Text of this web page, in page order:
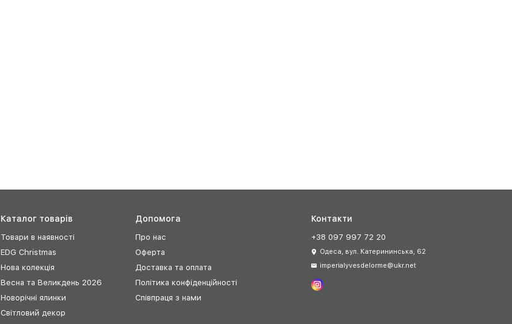
Каталог товарів
Товари в наявності
EDG Christmas
Нова колекція
Весна та Великдень 2026
Новорічні ялинки
Світловий декор
Допомога
Про нас
Оферта
Доставка та оплата
Політика конфіденційності
Співпраця з нами
Контакти
+38 097 997 72 20
Одеса, вул. Катерининська, 62
imperialyvesdelorme@ukr.net